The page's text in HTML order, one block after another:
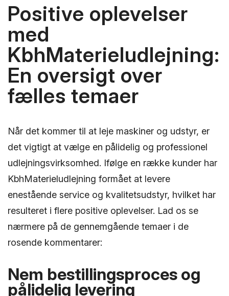
Positive oplevelser
med
KbhMaterieludlejning:
En oversigt over
fælles temaer
Når det kommer til at leje maskiner og udstyr, er
det vigtigt at vælge en pålidelig og professionel
udlejningsvirksomhed. Ifølge en række kunder har
KbhMaterieludlejning formået at levere
enestående service og kvalitetsudstyr, hvilket har
resulteret i flere positive oplevelser. Lad os se
nærmere på de gennemgående temaer i de
rosende kommentarer:
Nem bestillingsproces og
pålidelig levering